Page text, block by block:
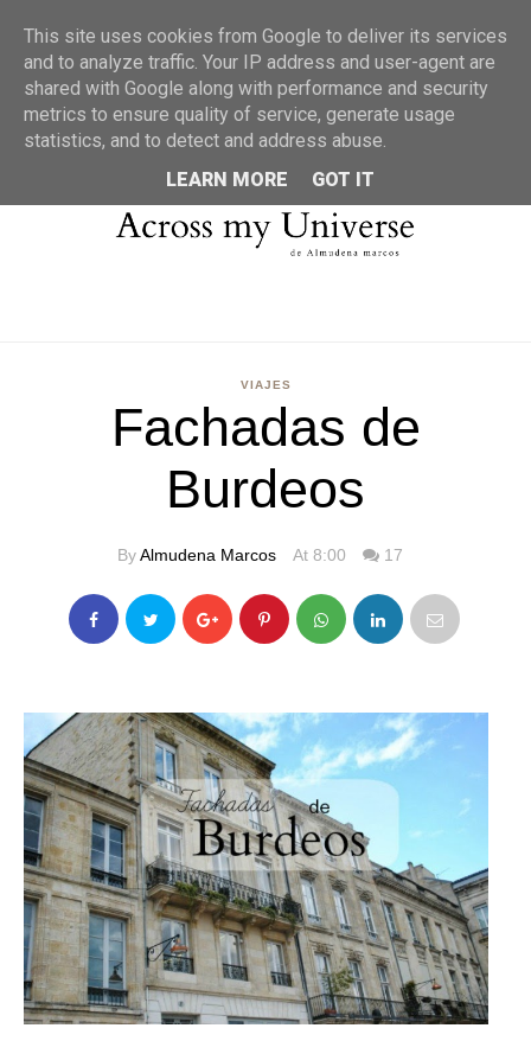
MENU
VIAJES
Fachadas de
Burdeos
ByAlmudena Marcos At 8:00 17
This site uses cookies from Google to deliver its services
and to analyze traffic. Your IP address and user-agent are
shared with Google along with performance and security
metrics to ensure quality of service, generate usage
statistics, and to detect and address abuse.
LEARN MORE
GOT IT